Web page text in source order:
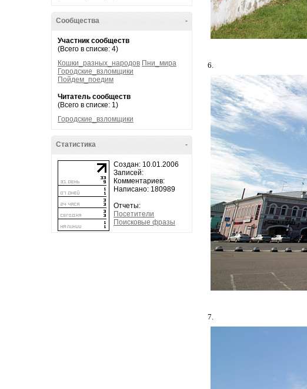
-
Сообщества
Участник сообществ
(Всего в списке: 4)
Кошки_разных_народов Пни_мира
Городские_взломщики
Пойдем_поедим
Читатель сообществ
(Всего в списке: 1)
Городские_взломщики
-
Статистика
Создан: 10.01.2006
Записей:
Комментариев:
Написано: 180989
Отчеты:
Посетители
Поисковые фразы
6.
7.